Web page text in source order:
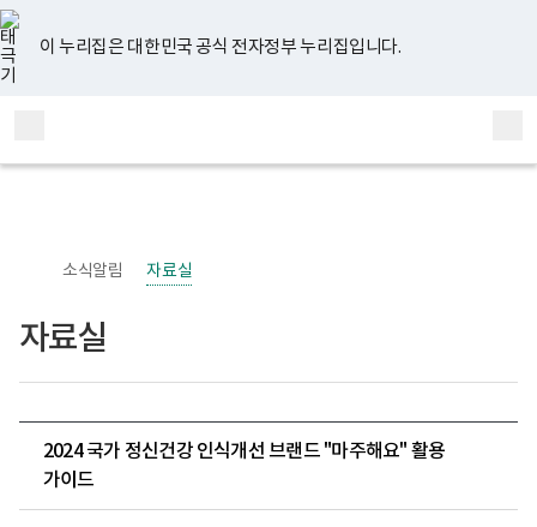
너
비
767px
이
하
이 누리집은 대한민국 공식 전자정부 누리집입니다.
지
검
메
홈
소식알림 자료실
자료실
2024 국가 정신건강 인식개선 브랜드 "마주해요" 활용
가이드
유
튜
브
페
이
스
북
인
스
타
그
램
블
로
그